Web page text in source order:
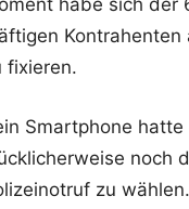
habe sich der
fixieren.
Smartphone
noch
zu